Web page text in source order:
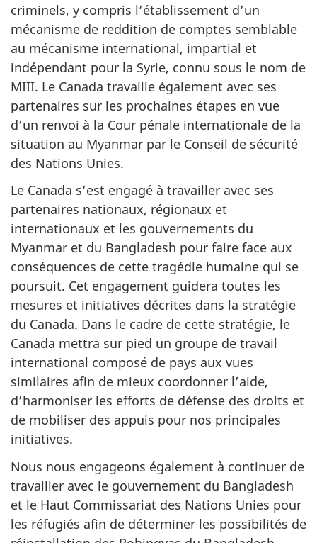
criminels, y compris l’établissement d’un
mécanisme de reddition de comptes semblable
au mécanisme international, impartial et
indépendant pour la Syrie, connu sous le nom de
MIII. Le Canada travaille également avec ses
partenaires sur les prochaines étapes en vue
d’un renvoi à la Cour pénale internationale de la
situation au Myanmar par le Conseil de sécurité
des Nations Unies.
Le Canada s’est engagé à travailler avec ses
partenaires nationaux, régionaux et
internationaux et les gouvernements du
Myanmar et du Bangladesh pour faire face aux
conséquences de cette tragédie humaine qui se
poursuit. Cet engagement guidera toutes les
mesures et initiatives décrites dans la stratégie
du Canada. Dans le cadre de cette stratégie, le
Canada mettra sur pied un groupe de travail
international composé de pays aux vues
similaires afin de mieux coordonner l’aide,
d’harmoniser les efforts de défense des droits et
de mobiliser des appuis pour nos principales
initiatives.
Nous nous engageons également à continuer de
travailler avec le gouvernement du Bangladesh
et le Haut Commissariat des Nations Unies pour
les réfugiés afin de déterminer les possibilités de